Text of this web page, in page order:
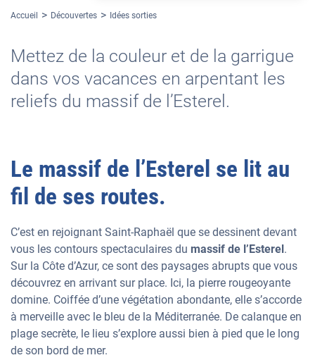
Accueil Découvertes Idées sorties
Mettez de la couleur et de la garrigue
dans vos vacances en arpentant les
reliefs du massif de l’Esterel.
Le massif de l’Esterel se lit au
fil de ses routes.
C’est en rejoignant Saint-Raphaël que se dessinent devant
vous les contours spectaculaires du massif de l’Esterel.
Sur la Côte d’Azur, ce sont des paysages abrupts que vous
découvrez en arrivant sur place. Ici, la pierre rougeoyante
domine. Coiffée d’une végétation abondante, elle s’accorde
à merveille avec le bleu de la Méditerranée. De calanque en
plage secrète, le lieu s’explore aussi bien à pied que le long
de son bord de mer.